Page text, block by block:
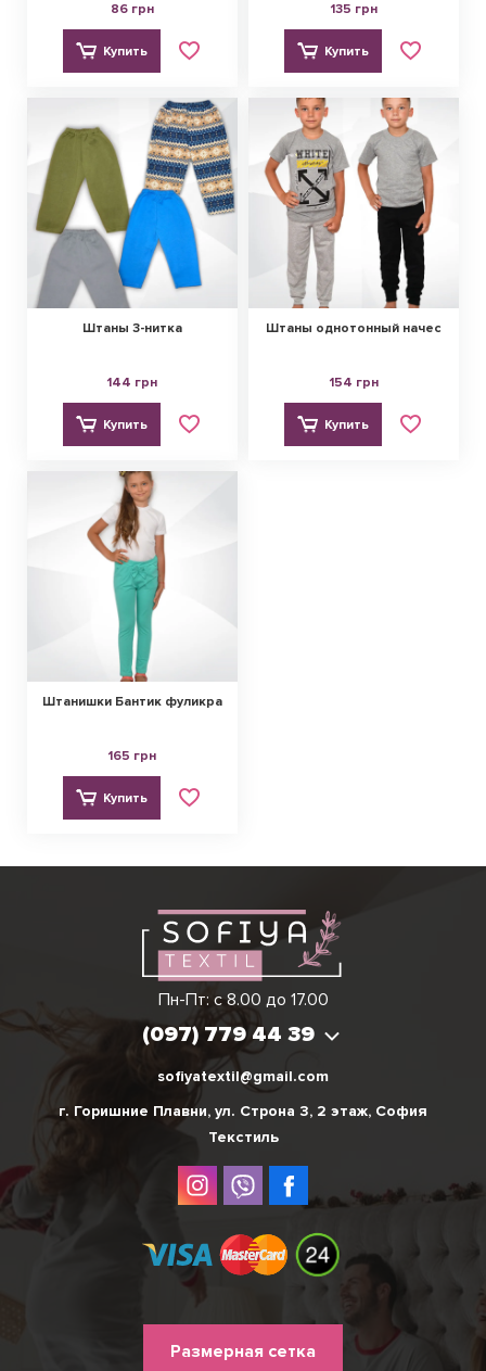
86 грн
Купить
135 грн
Купить
Штаны 3-нитка
144 грн
Купить
Штаны однотонный начес
154 грн
Купить
Штанишки Бантик фуликра
165 грн
Купить
Пн-Пт: с 8.00 до 17.00
(097) 779 44 39
Виктория
(097) 779 44 39
sofiyatextil@gmail.com
г. Горишние Плавни, ул. Строна 3, 2 этаж, София
Текстиль
Размерная сетка